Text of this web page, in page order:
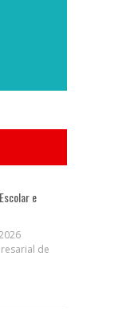
e
de